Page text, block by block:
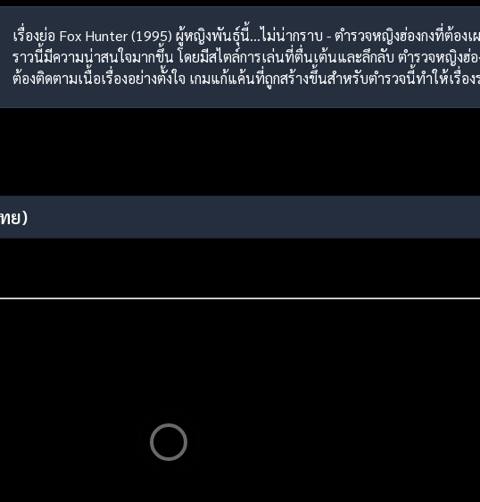
เรื่องย่อ Fox Hunter (1995) ผู้หญิงพันธุ์นี้…ไม่น่ากราบ - ตำรวจหญิงฮ่องกงที่ต้อ
ราวนี้มีความน่าสนใจมากขึ้น โดยมีสไตล์การเล่นที่ตื่นเต้นและลึกลับ ตำรวจหญิง
ต้องติดตามเนื้อเรื่องอย่างตั้งใจ เกมแก้แค้นที่ถูกสร้างขึ้นสำหรับตำรวจนี้ทำให้เรื่
ย)